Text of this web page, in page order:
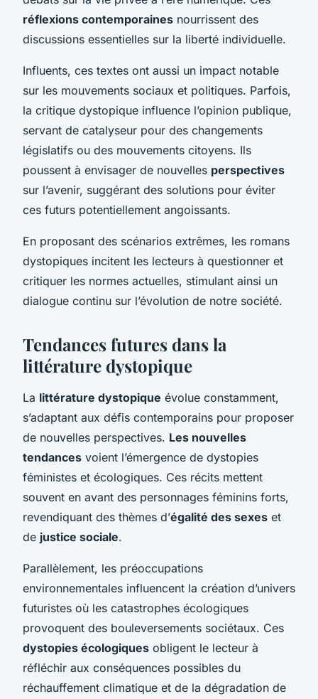
réflexions contemporaines nourrissent des
discussions essentielles sur la liberté individuelle.
Influents, ces textes ont aussi un impact notable
sur les mouvements sociaux et politiques. Parfois,
la critique dystopique influence l’opinion publique,
servant de catalyseur pour des changements
législatifs ou des mouvements citoyens. Ils
poussent à envisager de nouvelles perspectives
sur l’avenir, suggérant des solutions pour éviter
ces futurs potentiellement angoissants.
En proposant des scénarios extrêmes, les romans
dystopiques incitent les lecteurs à questionner et
critiquer les normes actuelles, stimulant ainsi un
dialogue continu sur l’évolution de notre société.
Tendances futures dans la
littérature dystopique
La littérature dystopique évolue constamment,
s’adaptant aux défis contemporains pour proposer
de nouvelles perspectives. Les nouvelles
tendances voient l’émergence de dystopies
féministes et écologiques. Ces récits mettent
souvent en avant des personnages féminins forts,
revendiquant des thèmes d’égalité des sexes et
de justice sociale.
Parallèlement, les préoccupations
environnementales influencent la création d’univers
futuristes où les catastrophes écologiques
provoquent des bouleversements sociétaux. Ces
dystopies écologiques obligent le lecteur à
réfléchir aux conséquences possibles du
réchauffement climatique et de la dégradation de